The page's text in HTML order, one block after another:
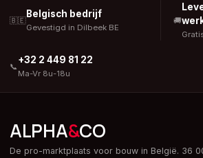
🇧🇪
Belgisch bedrijf
Gevestigd in Dilbeek BE
🚚
📞
+32 2 449 81 22
Ma-Vr 8u-18u
ALPHA&CO
De pro-marktplaats voor bouw in België. 36